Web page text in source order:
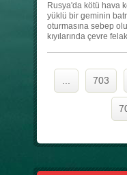
Rusya'da kötü hava
yüklü bir geminin
oturmasına sebep
kıyılarında çevre
703